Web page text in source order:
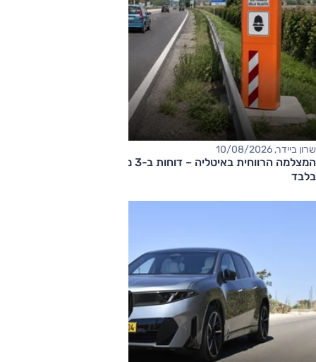
שרון ביידר, 10/08/2026
בלבד